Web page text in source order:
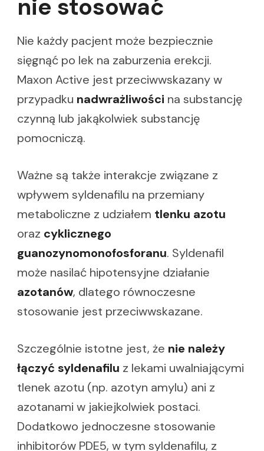
nie stosować
Nie każdy pacjent może bezpiecznie
sięgnąć po lek na zaburzenia erekcji.
Maxon Active jest przeciwwskazany w
przypadku nadwrażliwości na substancję
czynną lub jakąkolwiek substancję
pomocniczą.
Ważne są także interakcje związane z
wpływem syldenafilu na przemiany
metaboliczne z udziałem tlenku azotu
oraz cyklicznego
guanozynomonofosforanu. Syldenafil
może nasilać hipotensyjne działanie
azotanów, dlatego równoczesne
stosowanie jest przeciwwskazane.
Szczególnie istotne jest, że nie należy
łączyć syldenafilu z lekami uwalniającymi
tlenek azotu (np. azotyn amylu) ani z
azotanami w jakiejkolwiek postaci.
Dodatkowo jednoczesne stosowanie
inhibitorów PDE5, w tym syldenafilu, z